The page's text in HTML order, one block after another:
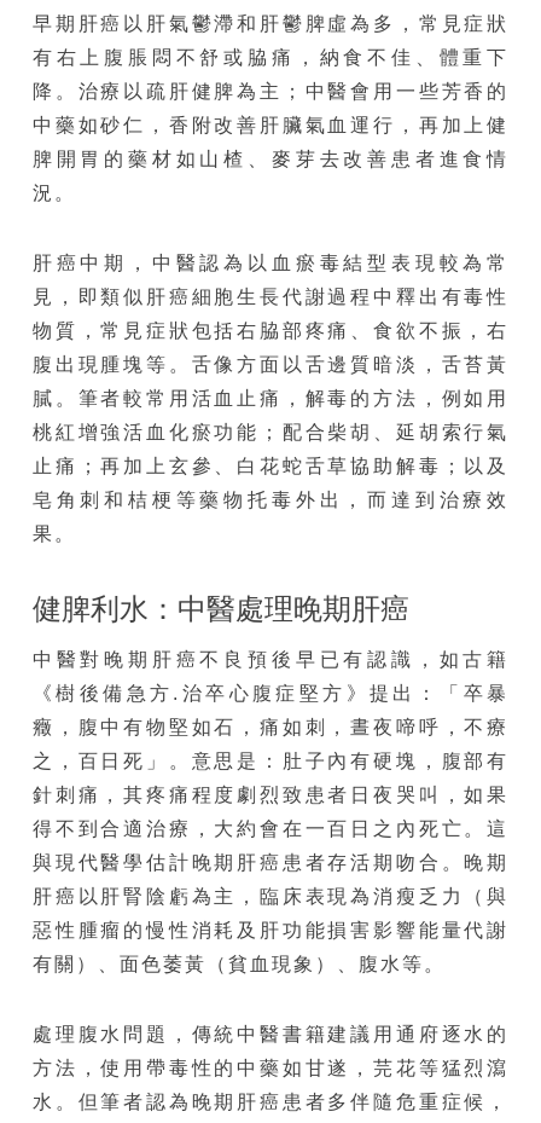
早期肝癌以肝氣鬱滯和肝鬱脾虛為多，常見症狀
有右上腹脹悶不舒或脇痛，納食不佳、體重下
降。治療以疏肝健脾為主；中醫會用一些芳香的
中藥如砂仁，香附改善肝臟氣血運行，再加上健
脾開胃的藥材如山楂、麥芽去改善患者進食情
況。
肝癌中期，中醫認為以血瘀毒結型表現較為常
見，即類似肝癌細胞生長代謝過程中釋出有毒性
物質，常見症狀包括右脇部疼痛、食欲不振，右
腹出現腫塊等。舌像方面以舌邊質暗淡，舌苔黃
膩。筆者較常用活血止痛，解毒的方法，例如用
桃紅增強活血化瘀功能；配合柴胡、延胡索行氣
止痛；再加上玄參、白花蛇舌草協助解毒；以及
皂角刺和桔梗等藥物托毒外出，而達到治療效
果。
健脾利水：中醫處理晚期肝癌
中醫對晚期肝癌不良預後早已有認識，如古籍
《樹後備急方.治卒心腹症堅方》提出：「卒暴
癥，腹中有物堅如石，痛如刺，晝夜啼呼，不療
之，百日死」。意思是：肚子內有硬塊，腹部有
針刺痛，其疼痛程度劇烈致患者日夜哭叫，如果
得不到合適治療，大約會在一百日之內死亡。這
與現代醫學估計晚期肝癌患者存活期吻合。晚期
肝癌以肝腎陰虧為主，臨床表現為消瘦乏力（與
惡性腫瘤的慢性消耗及肝功能損害影響能量代謝
有關）、面色萎黃（貧血現象）、腹水等。
處理腹水問題，傳統中醫書籍建議用通府逐水的
方法，使用帶毒性的中藥如甘遂，芫花等猛烈瀉
水。但筆者認為晚期肝癌患者多伴隨危重症候，